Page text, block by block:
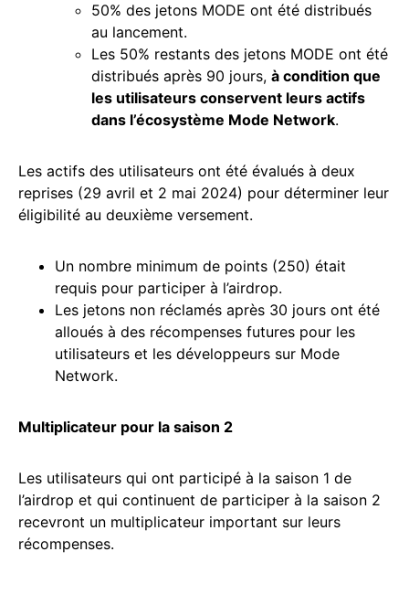
50% des jetons MODE ont été distribués
au lancement.
Les 50% restants des jetons MODE ont été
distribués après 90 jours, à condition que
les utilisateurs conservent leurs actifs
dans l’écosystème Mode Network.
Les actifs des utilisateurs ont été évalués à deux
reprises (29 avril et 2 mai 2024) pour déterminer leur
éligibilité au deuxième versement.
Un nombre minimum de points (250) était
requis pour participer à l’airdrop.
Les jetons non réclamés après 30 jours ont été
alloués à des récompenses futures pour les
utilisateurs et les développeurs sur Mode
Network.
Multiplicateur pour la saison 2
Les utilisateurs qui ont participé à la saison 1 de
l’airdrop et qui continuent de participer à la saison 2
recevront un multiplicateur important sur leurs
récompenses.